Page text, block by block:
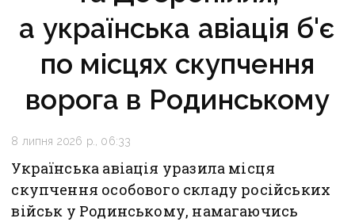
а українська авіація б'є
по місцях скупчення
ворога в Родинському
8 липня 2026 р., 06:33
Українська авіація уразила місця
скупчення особового складу російських
військ у Родинському, намагаючись